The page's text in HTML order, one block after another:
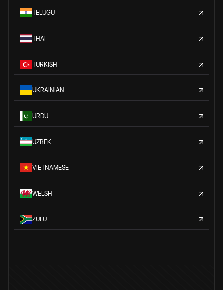
TELUGU
THAI
TURKISH
UKRAINIAN
URDU
UZBEK
VIETNAMESE
WELSH
ZULU